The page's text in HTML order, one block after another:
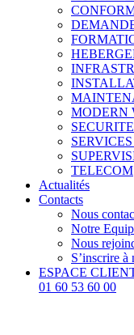
MODERN
SECURITE
TELECOM
Actualités
Contacts
Nous
Notre
Nous
S’inscrire à
ESPACE
01 60 53 60 00